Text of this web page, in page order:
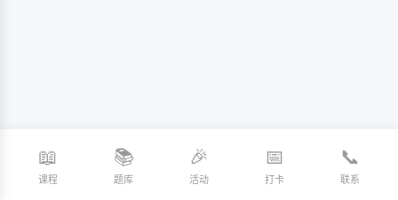
📖
课程
📚
题库
🎉
活动
📅
打卡
📞
联系